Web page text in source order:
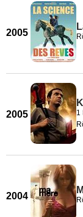
2005
2005 1
2004